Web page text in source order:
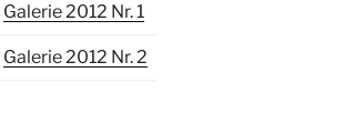
Galerie 2012 Nr. 1
Galerie 2012 Nr. 2